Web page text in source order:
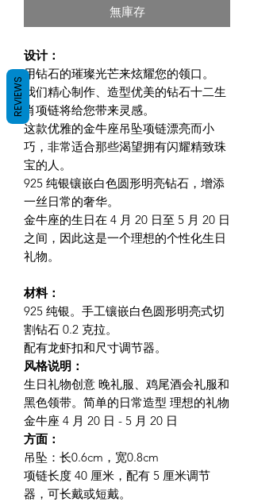
無庫存
设计：
用钻石的璀璨光芒来炫耀您的领口。
我们精心制作、造型优美的钻石十二生
肖项链将给您带来灵感。
这款优雅的金牛座吊坠项链漂亮而小
巧，非常适合那些渴望拥有闪耀精致珠
宝的人。
925 纯银镶嵌白色圆形明亮钻石，增添
一丝日常的奢华。
金牛座的生日在 4 月 20 日至 5 月 20 日
之间，因此这是一个理想的个性化生日
礼物。
材料：
925 纯银。手工镶嵌白色圆形明亮式切
割钻石 0.2 克拉。
配有龙虾扣和尺寸调节器。
风格说明：
生日礼物创意 晚礼服、鸡尾酒会礼服和
黑色领带。简单的日常造型 理想的礼物
金牛座 4 月 20 日 - 5 月 20 日
方面：
吊坠：长0.6cm，宽0.8cm
项链长度 40 厘米，配有 5 厘米调节
器，可长戴或短戴。
REVIEWS